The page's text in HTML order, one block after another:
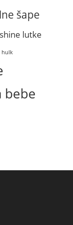
šape
lutke
hulk
bebe